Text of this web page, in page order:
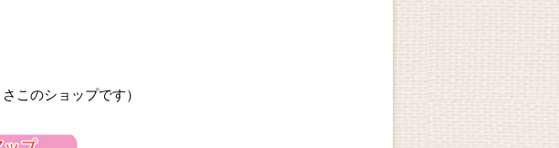
このショップです）